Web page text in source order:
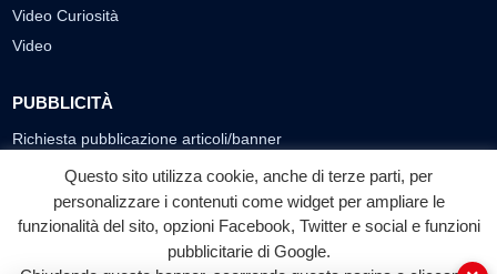
Video Curiosità
Video
PUBBLICITÀ
Richiesta pubblicazione articoli/banner
SEGUICI SUI SOCIAL
f
Facebook
◎ ▶
YouTube
Questo sito utilizza cookie, anche di terze parti, per
personalizzare i contenuti come widget per ampliare le
funzionalità del sito, opzioni Facebook, Twitter e social e funzioni
pubblicitarie di Google.